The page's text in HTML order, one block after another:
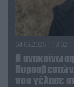
04.08.2026 | 13:02
Η
Πυροσβεστών
που γέλασε